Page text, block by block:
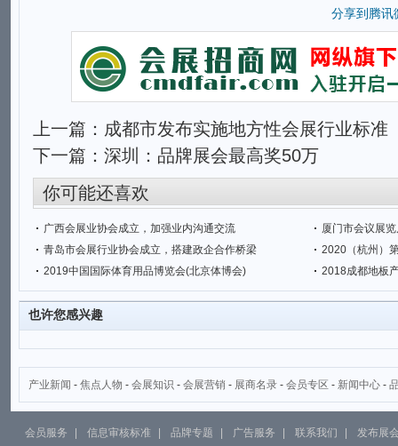
分享到 腾讯
上一篇： 成都市发布实施地方性会展行业标准
下一篇： 深圳：品牌展会最高奖50万
你可能还喜欢
广西会展业协会成立，加强业内沟通交流
厦门市会议展
青岛市会展行业协会成立，搭建政企合作桥梁
2020（杭州）
2019中国国际体育用品博览会(北京体博会)
2018成都地板
也许您感兴趣
产业新闻 - 焦点人物 - 会展知识 - 会展营销 - 展商名录 - 会员专区 - 新闻中心 -
会员服务 信息审核标准 品牌专题 广告服务 联系我们
发布展